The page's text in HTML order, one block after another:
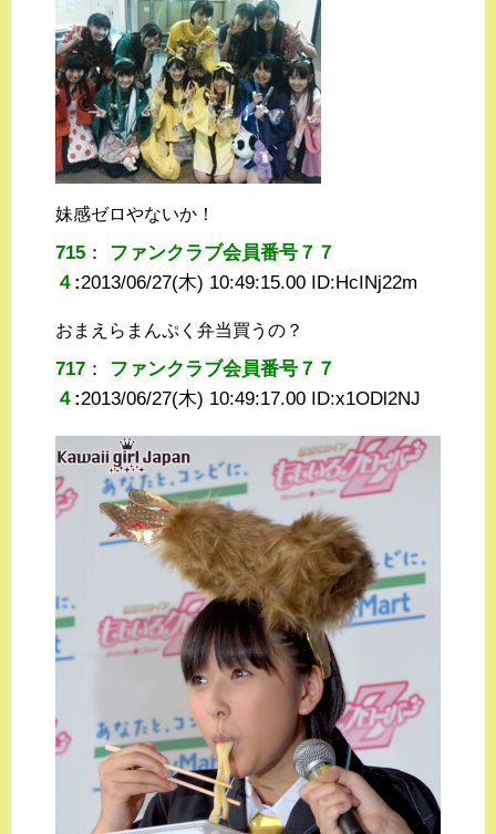
妹感ゼロやないか！
715 ： ファンクラブ会員番号７７
４ :2013/06/27(木) 10:49:15.00 ID:HcINj22m
おまえらまんぷく弁当買うの？
717 ： ファンクラブ会員番号７７
４ :2013/06/27(木) 10:49:17.00 ID:x1ODl2NJ